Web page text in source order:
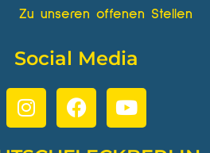
Zu unseren offenen Stellen
Social Media